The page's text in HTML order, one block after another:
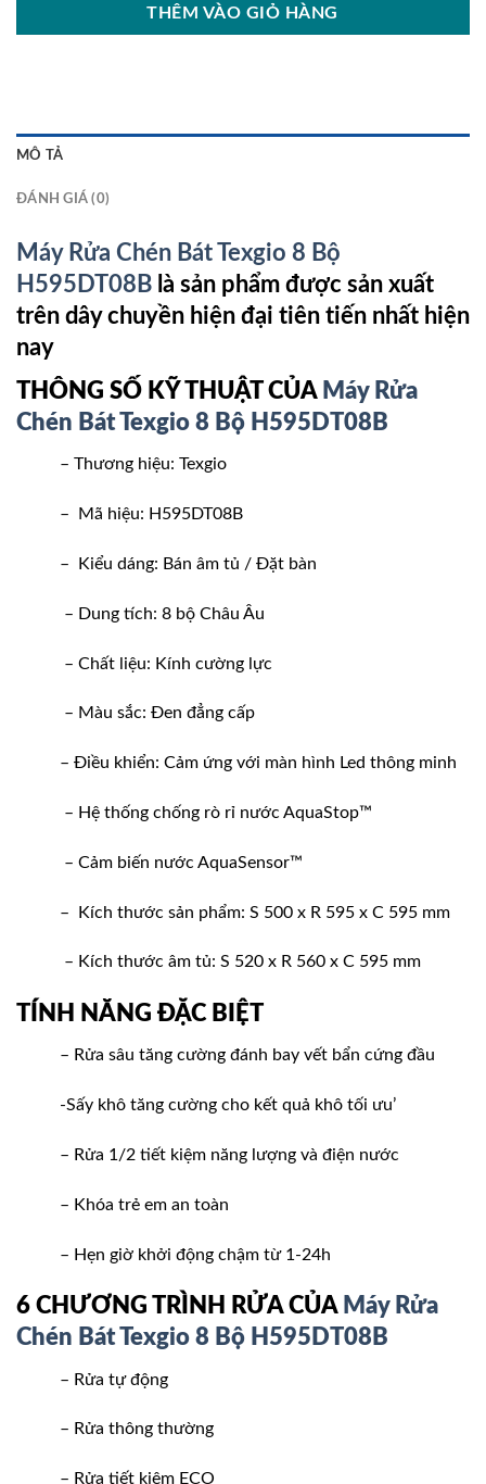
THÊM VÀO GIỎ HÀNG
MÔ TẢ
ĐÁNH GIÁ (0)
Máy Rửa Chén Bát Texgio 8 Bộ
H595DT08B là sản phẩm được sản xuất
trên dây chuyền hiện đại tiên tiến nhất hiện
nay
THÔNG SỐ KỸ THUẬT CỦA Máy Rửa
Chén Bát Texgio 8 Bộ H595DT08B
– Thương hiệu: Texgio
– Mã hiệu: H595DT08B
– Kiểu dáng: Bán âm tủ / Đặt bàn
– Dung tích: 8 bộ Châu Âu
– Chất liệu: Kính cường lực
– Màu sắc: Đen đẳng cấp
– Điều khiển: Cảm ứng với màn hình Led thông minh
– Hệ thống chống rò rỉ nước AquaStop™
– Cảm biến nước AquaSensor™
– Kích thước sản phẩm: S 500 x R 595 x C 595 mm
– Kích thước âm tủ: S 520 x R 560 x C 595 mm
TÍNH NĂNG ĐẶC BIỆT
– Rửa sâu tăng cường đánh bay vết bẩn cứng đầu
-Sấy khô tăng cường cho kết quả khô tối ưu’
– Rửa 1/2 tiết kiệm năng lượng và điện nước
– Khóa trẻ em an toàn
– Hẹn giờ khởi động chậm từ 1-24h
6 CHƯƠNG TRÌNH RỬA CỦA Máy Rửa
Chén Bát Texgio 8 Bộ H595DT08B
– Rửa tự động
– Rửa thông thường
– Rửa tiết kiệm ECO